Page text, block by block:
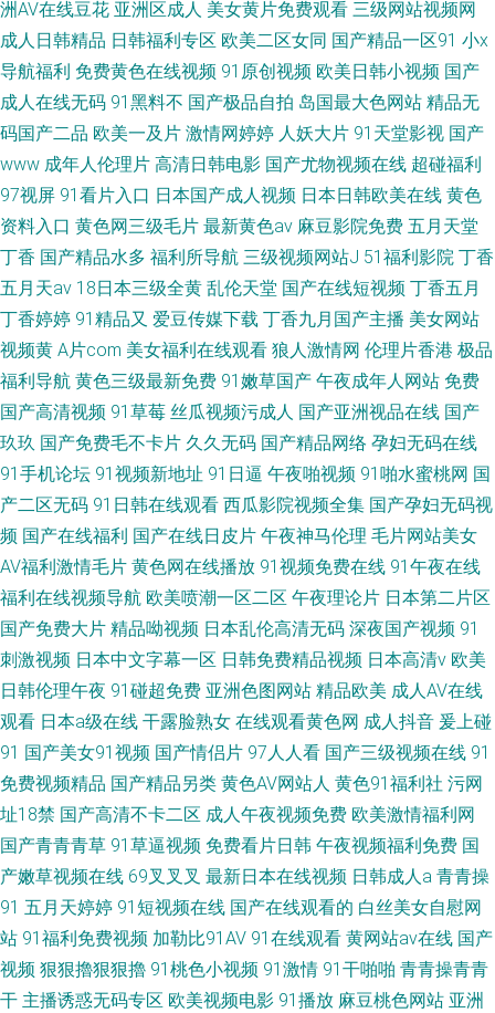
洲AV在线豆花 亚洲区成人 美女黄片免费观看 三级网站视频网
成人日韩精品 日韩福利专区 欧美二区女同 国产精品一区91 小x
导航福利 免费黄色在线视频 91原创视频 欧美日韩小视频 国产
成人在线无码 91黑料不 国产极品自拍 岛国最大色网站 精品无
码国产二品 欧美一及片 激情网婷婷 人妖大片 91天堂影视 国产
www 成年人伦理片 高清日韩电影 国产尤物视频在线 超碰福利
97视屏 91看片入口 日本国产成人视频 日本日韩欧美在线 黄色
资料入口 黄色网三级毛片 最新黄色av 麻豆影院免费 五月天堂
丁香 国产精品水多 福利所导航 三级视频网站J 51福利影院 丁香
五月天av 18日本三级全黄 乱伦天堂 国产在线短视频 丁香五月
丁香婷婷 91精品又 爱豆传媒下载 丁香九月国产主播 美女网站
视频黄 A片com 美女福利在线观看 狼人激情网 伦理片香港 极品
福利导航 黄色三级最新免费 91嫩草国产 午夜成年人网站 免费
国产高清视频 91草莓 丝瓜视频污成人 国产亚洲视品在线 国产
玖玖 国产免费毛不卡片 久久无码 国产精品网络 孕妇无码在线
91手机论坛 91视频新地址 91日逼 午夜啪视频 91啪水蜜桃网 国
产二区无码 91日韩在线观看 西瓜影院视频全集 国产孕妇无码视
频 国产在线福利 国产在线日皮片 午夜神马伦理 毛片网站美女
AV福利激情毛片 黄色网在线播放 91视频免费在线 91午夜在线
福利在线视频导航 欧美喷潮一区二区 午夜理论片 日本第二片区
国产免费大片 精品呦视频 日本乱伦高清无码 深夜国产视频 91
刺激视频 日本中文字幕一区 日韩免费精品视频 日本高清v 欧美
日韩伦理午夜 91碰超免费 亚洲色图网站 精品欧美 成人AV在线
观看 日本a级在线 干露脸熟女 在线观看黄色网 成人抖音 爰上碰
91 国产美女91视频 国产情侣片 97人人看 国产三级视频在线 91
免费视频精品 国产精品另类 黄色AV网站人 黄色91福利社 污网
址18禁 国产高清不卡二区 成人午夜视频免费 欧美激情福利网
国产青青青草 91草逼视频 免费看片日韩 午夜视频福利免费 国
产嫩草视频在线 69叉叉叉 最新日本在线视频 日韩成人a 青青操
91 五月天婷婷 91短视频在线 国产在线观看的 白丝美女自慰网
站 91福利免费视频 加勒比91AV 91在线观看 黄网站av在线 国产
视频 狠狠擼狠狠擼 91桃色小视频 91激情 91干啪啪 青青操青青
干 主播诱惑无码专区 欧美视频电影 91播放 麻豆桃色网站 亚洲